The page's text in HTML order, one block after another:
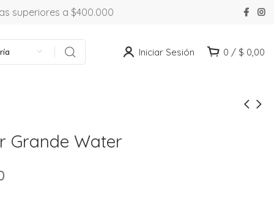
superiores a $400.000
Iniciar Sesión 0 / $ 0,00
Grande Water